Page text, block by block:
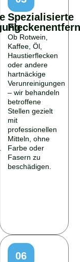
Spezialisierte
Ob Rotwein,
Kaffee, Öl,
Haustierflecken
oder andere
hartnäckige
Verunreinigungen
– wir behandeln
betroffene
Stellen gezielt
mit
professionellen
Mitteln, ohne
Farbe oder
Fasern zu
beschädigen.
06